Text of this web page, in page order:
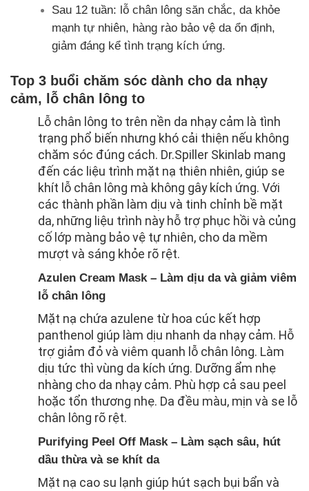
Sau 12 tuần: lỗ chân lông săn chắc, da khỏe
mạnh tự nhiên, hàng rào bảo vệ da ổn định,
giảm đáng kể tình trạng kích ứng.
Top 3 buổi chăm sóc dành cho da nhạy
cảm, lỗ chân lông to
Lỗ chân lông to trên nền da nhạy cảm là tình
trạng phổ biến nhưng khó cải thiện nếu không
chăm sóc đúng cách. Dr.Spiller Skinlab mang
đến các liệu trình mặt nạ thiên nhiên, giúp se
khít lỗ chân lông mà không gây kích ứng. Với
các thành phần làm dịu và tinh chỉnh bề mặt
da, những liệu trình này hỗ trợ phục hồi và củng
cố lớp màng bảo vệ tự nhiên, cho da mềm
mượt và sáng khỏe rõ rệt.
Azulen Cream Mask – Làm dịu da và giảm viêm
lỗ chân lông
Mặt nạ chứa azulene từ hoa cúc kết hợp
panthenol giúp làm dịu nhanh da nhạy cảm. Hỗ
trợ giảm đỏ và viêm quanh lỗ chân lông. Làm
dịu tức thì vùng da kích ứng. Dưỡng ẩm nhẹ
nhàng cho da nhạy cảm. Phù hợp cả sau peel
hoặc tổn thương nhẹ. Da đều màu, mịn và se lỗ
chân lông rõ rệt.
Purifying Peel Off Mask – Làm sạch sâu, hút
dầu thừa và se khít da
Mặt nạ cao su lạnh giúp hút sạch bụi bẩn và